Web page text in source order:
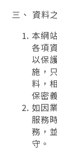
三、 資料
本網
各項
以保
施，
料，
保密
如因
服務
務，
守。